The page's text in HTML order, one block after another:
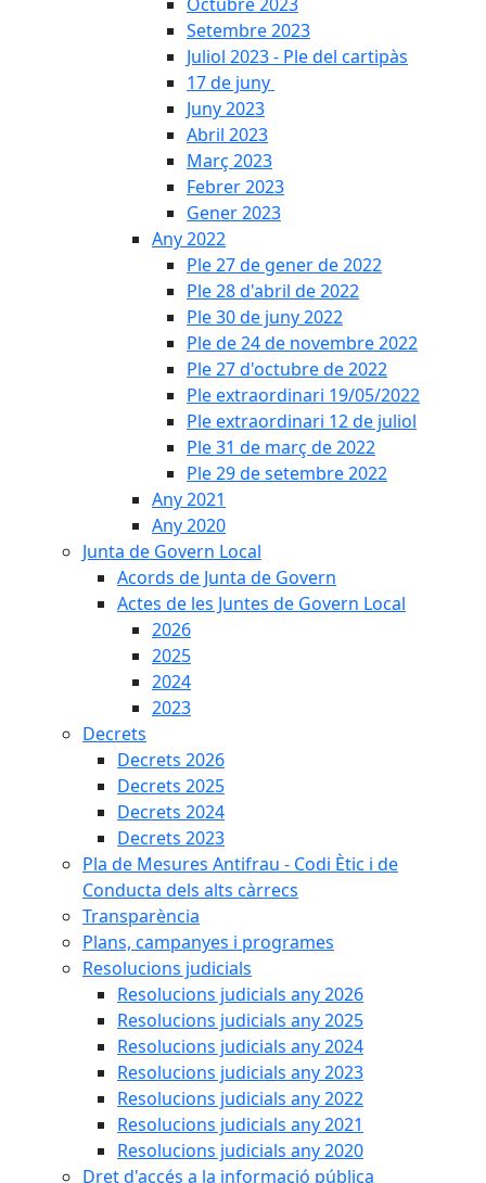
Setembre 2023
Juliol 2023 - Ple del cartipàs
17 de juny
Juny 2023
Abril 2023
Març 2023
Febrer 2023
Gener 2023
Any 2022
Ple 27 de gener de 2022
Ple 28 d'abril de 2022
Ple 30 de juny 2022
Ple de 24 de novembre 2022
Ple 27 d'octubre de 2022
Ple extraordinari 19/05/2022
Ple extraordinari 12 de juliol
Ple 31 de març de 2022
Ple 29 de setembre 2022
Any 2021
Any 2020
Junta de Govern Local
Acords de Junta de Govern
Actes de les Juntes de Govern Local
2026
2025
2024
2023
Decrets
Decrets 2026
Decrets 2025
Decrets 2024
Decrets 2023
Pla de Mesures Antifrau - Codi Ètic i de
Conducta dels alts càrrecs
Transparència
Plans, campanyes i programes
Resolucions judicials
Resolucions judicials any 2026
Resolucions judicials any 2025
Resolucions judicials any 2024
Resolucions judicials any 2023
Resolucions judicials any 2022
Resolucions judicials any 2021
Resolucions judicials any 2020
Dret d'accés a la informació pública